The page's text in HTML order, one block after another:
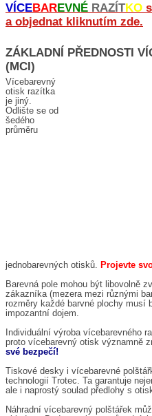
VÍCEBAREVNÉ RAZÍTKO
a objednat kliknutím zde.
ZÁKLADNÍ PŘEDNOSTI
(MCI)
Vícebarevný
otisk razítka
je jiný.
Odlište se od
šedého
průměru
jednobarevných otisků.
Projevte
Barevná pole mohou být libovolně
zákazníka (mezera mezi různými
rozměry každé barvné plochy musí
impozantní dojem.
Individuální výroba vícebarevného
proto vícebarevný otisk významně
své bezpečí!
Tiskové desky i vícebarevné
technologií Trotec. Ta garantuje
ale i naprostý soulad předlohy s
Náhradní vícebarevný polštářek